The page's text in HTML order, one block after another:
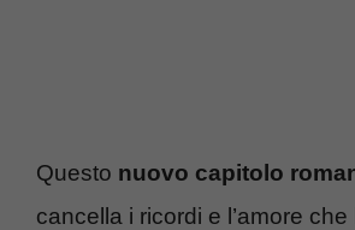
Questo nuovo capitolo
cancella i ricordi e l’amore